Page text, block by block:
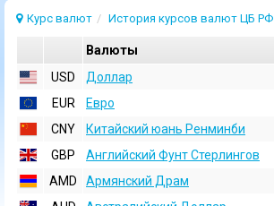
Курс валют История курсов валют ЦБ РФ
Валюты
USD
Доллар
EUR
Евро
CNY
Китайский юань Ренминби
GBP
Английский Фунт Стерлингов
AMD
Армянский Драм